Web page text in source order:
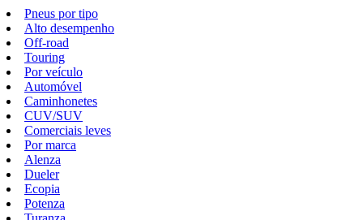
Pneus por tipo
Alto desempenho
Off-road
Touring
Por veículo
Automóvel
Caminhonetes
CUV/SUV
Comerciais leves
Por marca
Alenza
Dueler
Ecopia
Potenza